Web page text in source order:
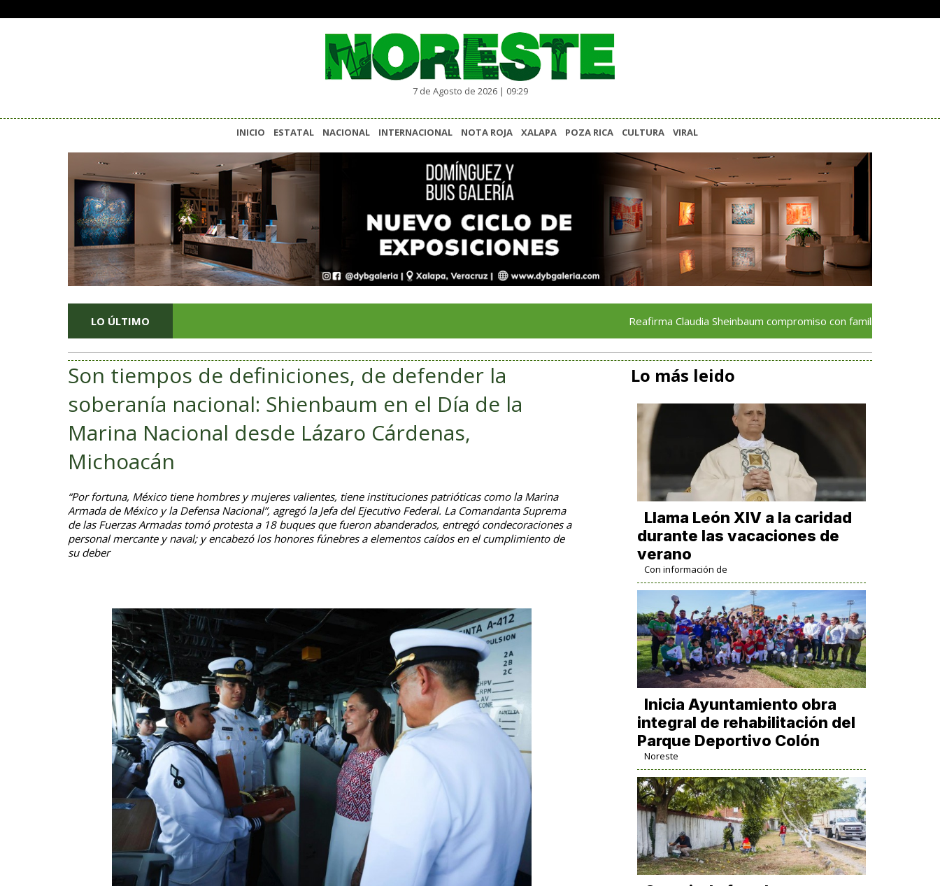
7 de Agosto de 2026 | 09:29
INICIO ESTATAL NACIONAL INTERNACIONAL NOTA ROJA XALAPA POZA RICA CULTURA VIRAL
LO ÚLTIMO Reafirma Claudia Sheinbaum compromiso con familias de Ayotzinapa y
Son tiempos de definiciones, de defender la
soberanía nacional: Shienbaum en el Día de la
Marina Nacional desde Lázaro Cárdenas,
Michoacán
“Por fortuna, México tiene hombres y mujeres valientes, tiene instituciones patrióticas como la Marina
Armada de México y la Defensa Nacional”, agregó la Jefa del Ejecutivo Federal. La Comandanta Suprema
de las Fuerzas Armadas tomó protesta a 18 buques que fueron abanderados, entregó condecoraciones a
personal mercante y naval; y encabezó los honores fúnebres a elementos caídos en el cumplimiento de
su deber
Lo más leido
Llama León XIV a la caridad
durante las vacaciones de
verano
Con información de
Inicia Ayuntamiento obra
integral de rehabilitación del
Parque Deportivo Colón
Noreste